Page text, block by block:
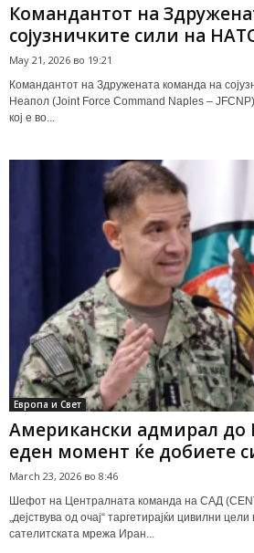
Командантот на
сојузничките сили на
May 21, 2026 во 19:21
Командантот на Здружената команда на
Неапол (Joint Force Command Naples –
кој е во...
Европа и Свет
Американски адмирал до
еден момент ќе добиете
March 23, 2026 во 8:46
Шефот на Централната команда на САД
„дејствува од очај“ таргетирајќи цивилни
сателитската мрежа Иран...